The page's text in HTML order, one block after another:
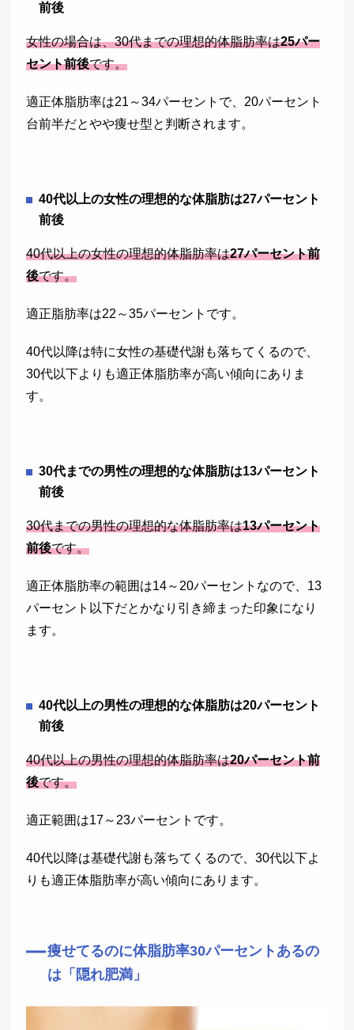
前後
女性の場合は、30代までの理想的体脂肪率は25パー
セント前後です。
適正体脂肪率は21～34パーセントで、20パーセント
台前半だとやや痩せ型と判断されます。
40代以上の女性の理想的な体脂肪は27パーセント
前後
40代以上の女性の理想的体脂肪率は27パーセント前
後です。
適正脂肪率は22～35パーセントです。
40代以降は特に女性の基礎代謝も落ちてくるので、
30代以下よりも適正体脂肪率が高い傾向にありま
す。
30代までの男性の理想的な体脂肪は13パーセント
前後
30代までの男性の理想的な体脂肪率は13パーセント
前後です。
適正体脂肪率の範囲は14～20パーセントなので、13
パーセント以下だとかなり引き締まった印象になり
ます。
40代以上の男性の理想的な体脂肪は20パーセント
前後
40代以上の男性の理想的体脂肪率は20パーセント前
後です。
適正範囲は17～23パーセントです。
40代以降は基礎代謝も落ちてくるので、30代以下よ
りも適正体脂肪率が高い傾向にあります。
痩せてるのに体脂肪率30パーセントあるの
は「隠れ肥満」